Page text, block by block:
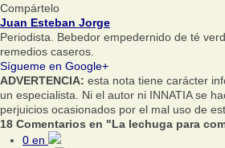
Compártelo
Juan Esteban Jorge
Periodista. Bebedor empedernido de té
remedios caseros.
Sígueme en Google+
ADVERTENCIA: esta nota tiene carácter
un especialista. Ni el autor ni INNATIA se
perjuicios ocasionados por el mal uso de
18 Comentarios en "La lechuga para
0 en